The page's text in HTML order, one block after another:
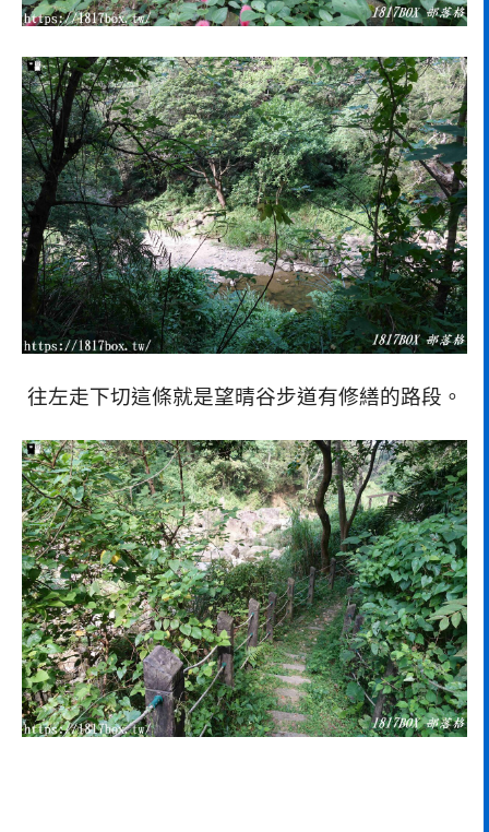
往左走下切這條就是望晴谷步道有修繕的路段。